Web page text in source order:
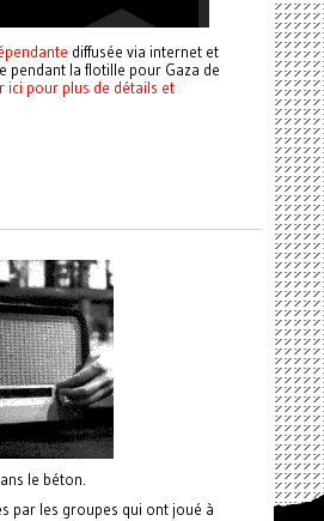
diffusée via internet et
pendant la flotille pour Gaza de
ici pour plus de détails et
le béton.
par les groupes qui ont joué à